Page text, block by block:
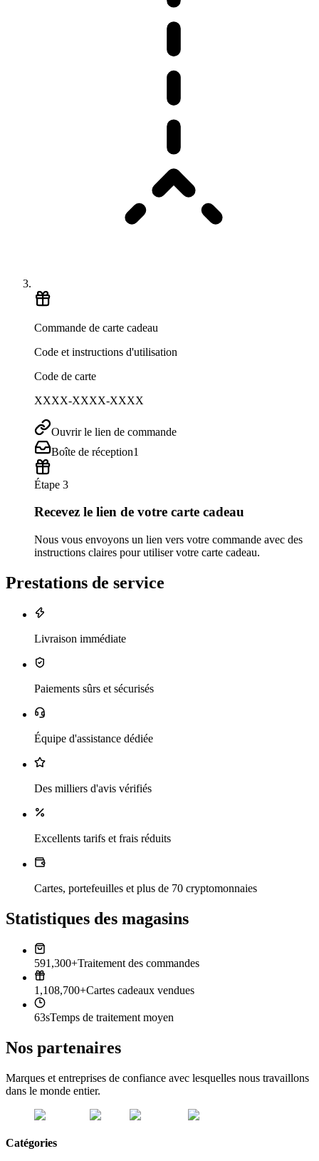
Commande de carte cadeau
Code et instructions d'utilisation
Code de carte
XXXX-XXXX-XXXX
Ouvrir le lien de commande
Boîte de réception1
Étape 3
Recevez le lien de votre carte cadeau
Nous vous envoyons un lien vers votre commande avec des
instructions claires pour utiliser votre carte cadeau.
Prestations de service
Livraison immédiate
Paiements sûrs et sécurisés
Équipe d'assistance dédiée
Des milliers d'avis vérifiés
Excellents tarifs et frais réduits
Cartes, portefeuilles et plus de 70 cryptomonnaies
Statistiques des magasins
591,300+Traitement des commandes
1,108,700+Cartes cadeaux vendues
63sTemps de traitement moyen
Nos partenaires
Marques et entreprises de confiance avec lesquelles nous travaillons
dans le monde entier.
Catégories